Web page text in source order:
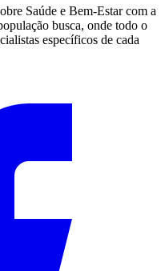
Saúde e Bem-Estar com a
busca, onde todo o
específicos de cada